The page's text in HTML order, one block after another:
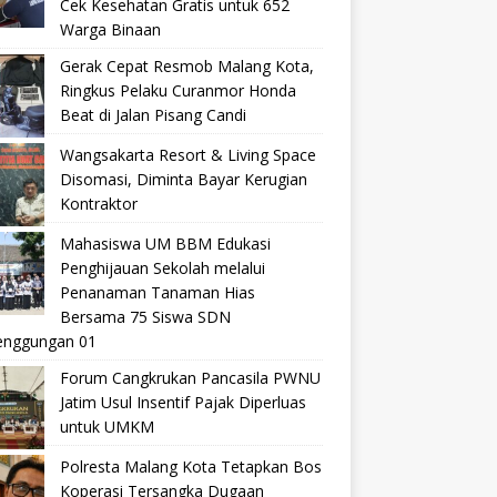
Cek Kesehatan Gratis untuk 652
Warga Binaan
Gerak Cepat Resmob Malang Kota,
Ringkus Pelaku Curanmor Honda
Beat di Jalan Pisang Candi
Wangsakarta Resort & Living Space
Disomasi, Diminta Bayar Kerugian
Kontraktor
Mahasiswa UM BBM Edukasi
Penghijauan Sekolah melalui
Penanaman Tanaman Hias
Bersama 75 Siswa SDN
01
Forum Cangkrukan Pancasila PWNU
Jatim Usul Insentif Pajak Diperluas
untuk UMKM
Polresta Malang Kota Tetapkan Bos
Koperasi Tersangka Dugaan